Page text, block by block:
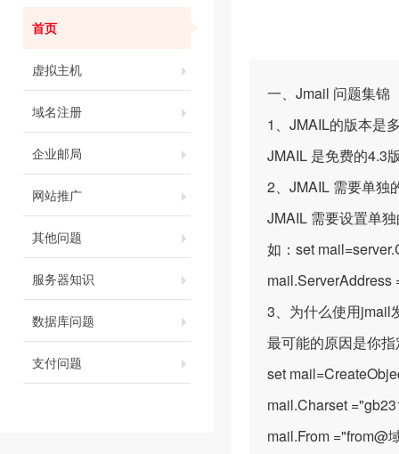
首页
虚拟主机
域名注册
企业邮局
网站推广
其他问题
服务器知识
数据库问题
支付问题
一、Jmail 问题集锦
1、JMAIL的版本是
JMAIL 是免费的4.3
2、JMAIL 需要单独
JMAIL 需要设置单
如：set
mail.ServerAddress
3、为什么使用jmail
最可能的原因是你
set
mail.Charset
mail.From ="from@